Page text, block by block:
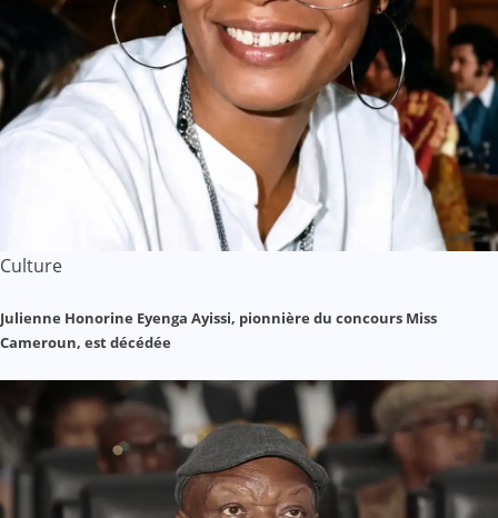
Culture
Julienne Honorine Eyenga Ayissi, pionnière du concours Miss
Cameroun, est décédée